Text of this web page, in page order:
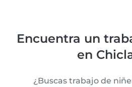
Encuentra un
en
¿Buscas trabajo de